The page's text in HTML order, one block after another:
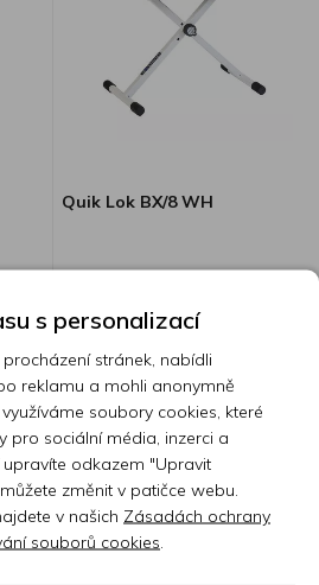
Quik Lok BX/8 WH
Lavice BX-8 v elegantním bílém
domácího prostředí k bílým
digitálním pianům. Nabízí nejen
kvalitu a spolehlivost
oblíbeného modelu v černém
provedení, ale přidává i nádech
elegance, díky kterému se
skvěle hodí do každého
prostředí.
Skladem 7 nebo více ks
1 220 Kč
s personalizací
stránek, nabídli
reklamu a mohli anonymně
soubory cookies, které
pro sociální média, inzerci a
upravíte odkazem "Upravit
změnit v patičce webu.
v našich Zásadách ochrany
souborů cookies